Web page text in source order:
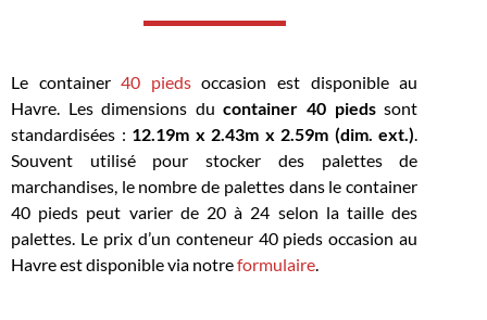
Le container40 piedsoccasion est disponible au
Havre. Les dimensions ducontainer 40 piedssont
standardisées : 12.19m x 2.43m x 2.59m (dim. ext.).
Souvent utilisé pour stocker des palettes de
marchandises, le nombre de palettes dans le container
40 pieds peut varier de 20 à 24 selon la taille des
palettes. Le prix d’un conteneur 40 pieds occasion au
Havre est disponible via notreformulaire.